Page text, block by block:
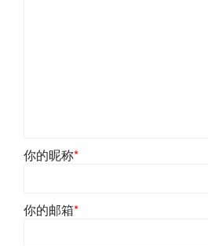
你的昵称*
你的邮箱*